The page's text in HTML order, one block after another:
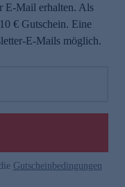
E-Mail erhalten. Als
€ Gutschein. Eine
E-Mails möglich.
Gutscheinbedingungen